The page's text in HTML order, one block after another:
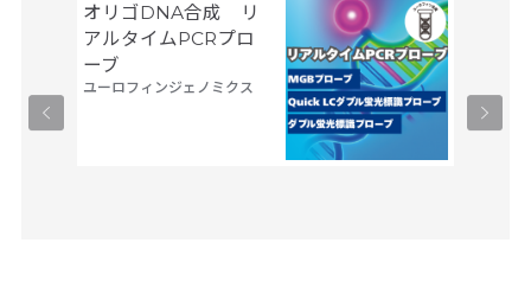
オリゴDNA合成 リ
アルタイムPCRプロ
ーブ
ユーロフィンジェノミクス